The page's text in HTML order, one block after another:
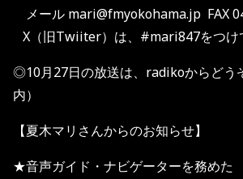
メール mari@fmyokohama.jp FAX
X（旧Twiiter）は、#mari847をつけ
◎10月27日の放送は、radikoからどう
内）
【夏木マリさんからのお知らせ】
★音声ガイド・ナビゲーターを務めた